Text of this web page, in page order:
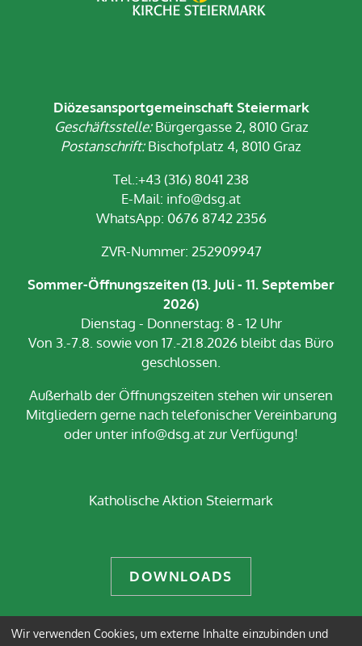
Diözesansportgemeinschaft Steiermark
Geschäftsstelle:Bürgergasse 2, 8010 Graz
Postanschrift:Bischofplatz 4, 8010 Graz
Tel.:+43 (316) 8041 238
E-Mail: info@dsg.at
WhatsApp: 0676 8742 2356
ZVR-Nummer: 252909947
Sommer-Öffnungszeiten (13. Juli - 11. September
2026)
Dienstag - Donnerstag: 8 - 12 Uhr
Von 3.-7.8. sowie von 17.-21.8.2026 bleibt das Büro
geschlossen.
Außerhalb der Öffnungszeiten stehen wir unseren
Mitgliedern gerne nach telefonischer Vereinbarung
oder unter info@dsg.at zur Verfügung!
Katholische Aktion Steiermark
DOWNLOADS
Wir verwenden Cookies, um externe Inhalte einzubinden und